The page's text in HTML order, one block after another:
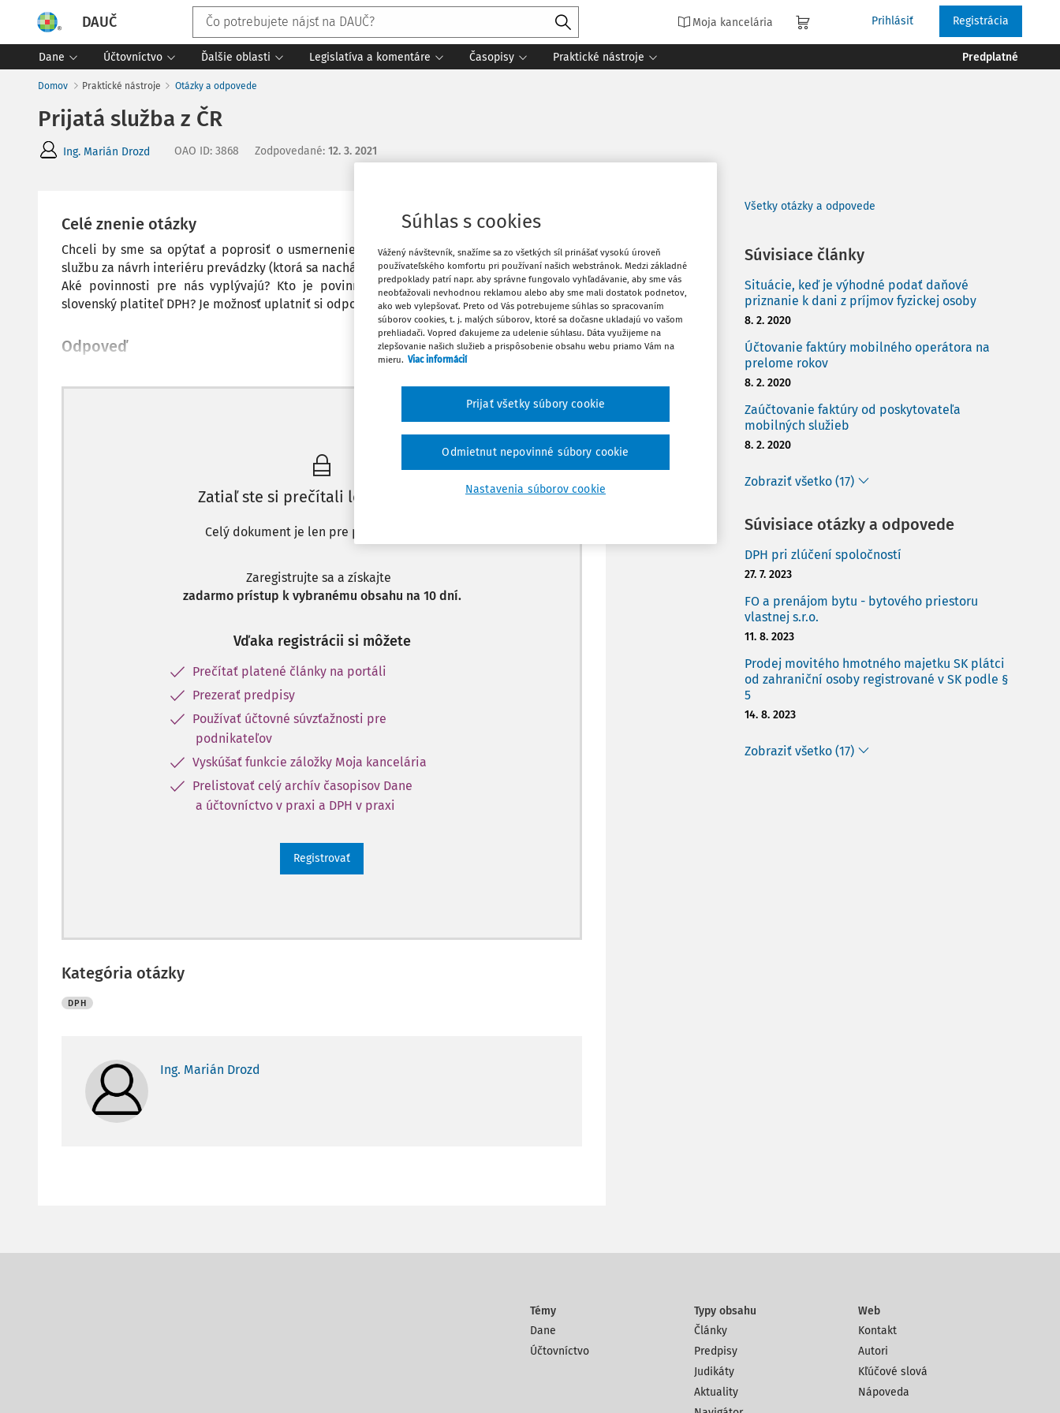
DAUČ Moja kancelária Prihlásiť Registrácia
Dane Účtovníctvo Ďalšie oblasti Legislatíva a komentáre Časopisy Praktické nástroje Predplatné
Domov Praktické nástroje Otázky a odpovede
Prijatá služba z ČR
Ing. Marián Drozd OAO ID: 3868 Zodpovedané: 12. 3. 2021
Celé znenie otázky
Chceli by sme sa opýtať a poprosiť o usmernenie: Slovenská firma, platiteľ DPH, prijala
službu za návrh interiéru prevádzky (ktorá sa nachádza na SR) od českého neplatiteľa DPH.
Aké povinnosti pre nás vyplývajú? Kto je povinný platiť DPH z tejto služby? My ako
slovenský platiteľ DPH? Je možnosť uplatniť si odpočítanie DPH? Uvádza sa to v KV?
Odpoveď
Máte predplatné? Prihláste sa
Zatiaľ ste si prečítali len začiatok...
Celý dokument je len pre predplatiteľov.
Zaregistrujte sa a získajte
zadarmo prístup k vybranému obsahu na 10 dní.
Vďaka registrácii si môžete
Prečítať platené články na portáli
Prezerať predpisy
Používať účtovné súvzťažnosti pre
podnikateľov
Vyskúšať funkcie záložky Moja kancelária
Prelistovať celý archív časopisov Dane
a účtovníctvo v praxi a DPH v praxi
Registrovať
Kategória otázky
DPH
Ing. Marián Drozd
Stiahnuť
Vytlačiť
Všetky otázky a odpovede
Súvisiace články
Situácie, keď je výhodné podať daňové
priznanie k dani z príjmov fyzickej osoby
8. 2. 2020
Účtovanie faktúry mobilného operátora na
prelome rokov
8. 2. 2020
Zaúčtovanie faktúry od poskytovateľa
mobilných služieb
8. 2. 2020
Zobraziť všetko (17)
Súvisiace otázky a odpovede
DPH pri zlúčení spoločností
27. 7. 2023
FO a prenájom bytu - bytového priestoru
vlastnej s.r.o.
11. 8. 2023
Prodej movitého hmotného majetku SK plátci
od zahraniční osoby registrované v SK podle §
5
14. 8. 2023
Zobraziť všetko (17)
Témy
Dane
Účtovníctvo
Typy obsahu
Články
Predpisy
Judikáty
Aktuality
Web
Kontakt
Autori
Kľúčové slová
Nápoveda
Súhlas s cookies
Vážený návštevník, snažíme sa zo všetkých síl prinášať vysokú úroveň
používateľského komfortu pri používaní našich webstránok. Medzi základné
predpoklady patrí napr. aby správne fungovalo vyhľadávanie, aby sme vás
neobťažovali nevhodnou reklamou alebo aby sme mali dostatok podnetov,
ako web vylepšovať. Preto od Vás potrebujeme súhlas so spracovaním
súborov cookies, t. j. malých súborov, ktoré sa dočasne ukladajú vo vašom
prehliadači. Vopred ďakujeme za udelenie súhlasu. Dáta využijeme na
zlepšovanie našich služieb a prispôsobenie obsahu webu priamo Vám na
mieru. Viac informácií
Nastavenia súborov cookie
Odmietnut nepovinné súbory cookie
Prijať všetky súbory cookie